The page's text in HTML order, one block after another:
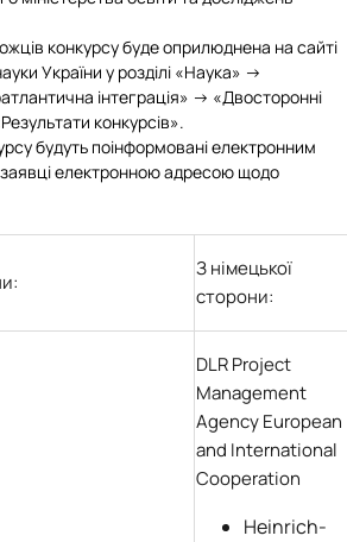
конкурсу буде оприлюднена на сайті
України у розділі «Наука» →
інтеграція» → «Двосторонні
конкурсів».
будуть поінформовані електронним
електронною адресою щодо
З німецької
сторони:
DLR Project
Management
Agency European
and International
Cooperation
Heinrich-